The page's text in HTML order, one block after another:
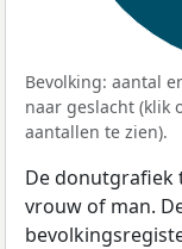
Bevolking: aantal
naar geslacht (klik
aantallen te zien).
De donutgrafiek
vrouw of man.